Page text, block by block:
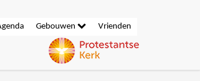
Gebouwen Vrienden